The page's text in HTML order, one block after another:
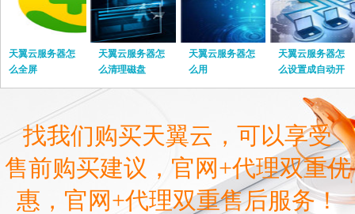
天翼云服务器怎
么全屏
天翼云服务器怎
么清理磁盘
天翼云服务器怎
么用
天翼云服务器怎
么设置成自动开
关机
找我们购买天翼云，可以享受
售前购买建议，官网+代理双重优
惠，官网+代理双重售后服务！